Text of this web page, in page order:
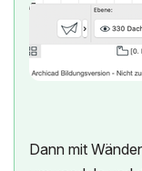
Dann mit